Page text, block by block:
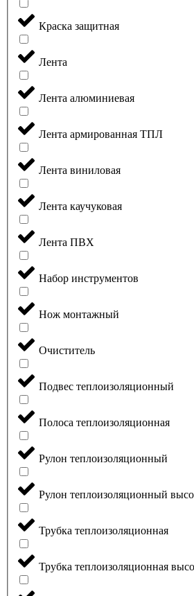
Краска защитная
Лента
Лента алюминиевая
Лента армированная ТПЛ
Лента виниловая
Лента каучуковая
Лента ПВХ
Набор инструментов
Нож монтажный
Очиститель
Подвес теплоизоляционный
Полоса теплоизоляционная
Рулон теплоизоляционный
Рулон теплоизоляционный
Трубка теплоизоляционная
Трубка теплоизоляционная